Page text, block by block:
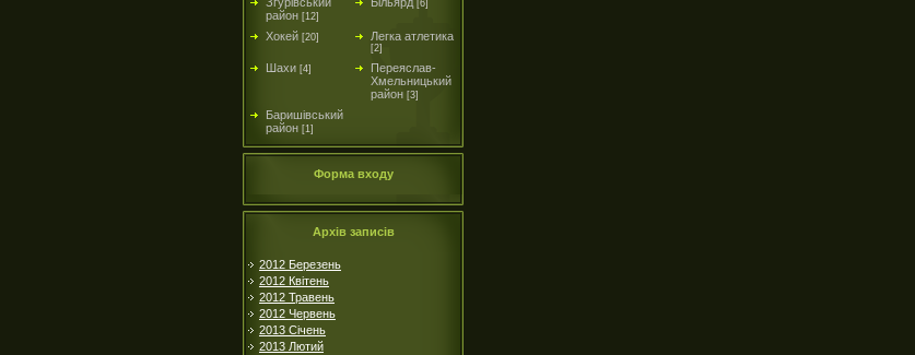
район [12]
[6]
Хокей [20] Легка атлетика
[2]
Шахи [4]
Переяслав-
Хмельницький
район [3]
Баришівський
район [1]
Форма входу
Архів записів
2012 Березень
2012 Квітень
2012 Травень
2012 Червень
2013 Січень
2013 Лютий